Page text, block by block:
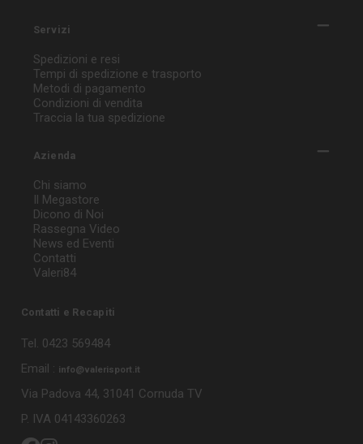
Servizi
Spedizioni e resi
Tempi di spedizione e trasporto
Metodi di pagamento
Condizioni di vendita
Traccia la tua spedizione
Azienda
Chi siamo
Il Megastore
Dicono di Noi
Rassegna Video
News ed Eventi
Contatti
Valeri84
Contatti e Recapiti
Tel. 0423 569484
Email : info@valerisport.it
Via Padova 44, 31041 Cornuda TV
P. IVA 04143360263